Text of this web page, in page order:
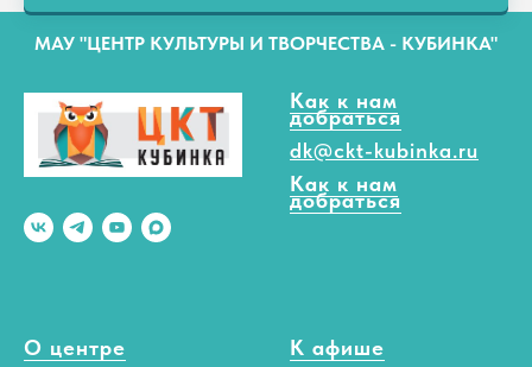
МАУ "ЦЕНТР КУЛЬТУРЫ И ТВОРЧЕСТВА - КУБИНКА"
Как к нам
добраться
dk@ckt-kubinka.ru
Как к нам
добраться
О центре
К афише